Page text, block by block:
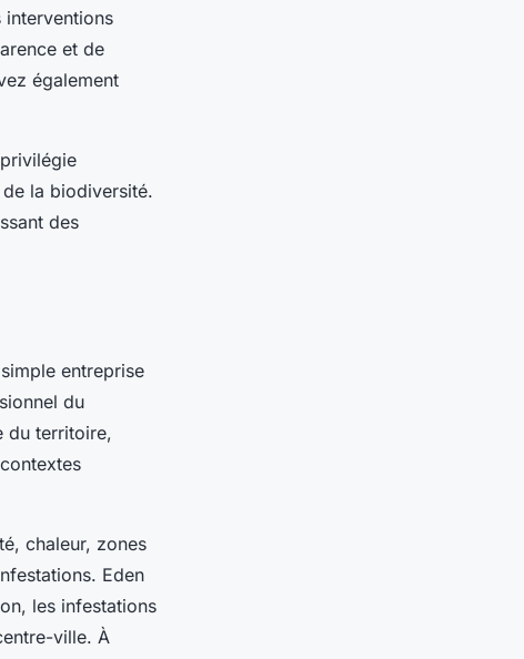
interventions
et de
également
la biodiversité.
des
entreprise
du
du territoire,
chaleur, zones
Eden
les infestations
ville. À